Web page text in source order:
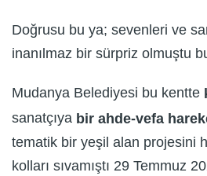
Doğrusu bu ya; sevenleri ve
inanılmaz bir sürpriz olmuştu
Mudanya Belediyesi bu kentte
sanatçıya bir ahde-vefa
tematik bir yeşil alan projesini
kolları sıvamıştı 29 Temmuz